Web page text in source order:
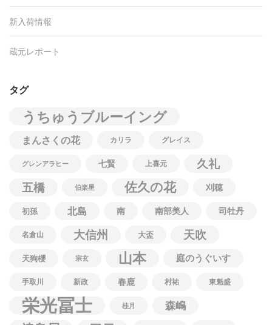
新入荷情報
蔵元レポート
タグ
うちゅうブルーイング
まんさくの花 カリラ グレイス
グレンアラヒー 七賢 上喜元
久礼
五橋
伯楽星 佐久の花 刈穂
初孫 北島 南 南部美人 司牡丹
名倉山 大信州 大盃 天吹
天狗櫻 宗玄 山本 庭のうぐいす
手取川 新政 春鹿 村祐 東魁盛
栄光冨士 桂月 森嶋